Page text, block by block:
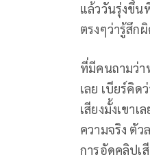
แล้ววันรุ่งขึ้น
ตรงๆว่ารู้สึก
ที่มีคนถามว่า
เลย เบียร์คิด
เสียงมั้งเขา
ความจริง ตั
การอัดคลิปเ